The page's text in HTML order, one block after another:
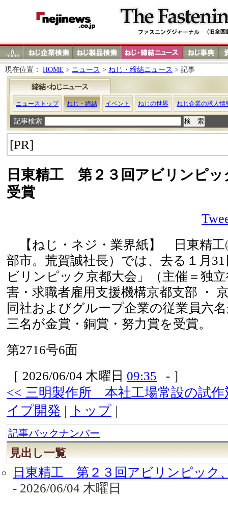
現在位置： HOME > ニュース > ねじ・締結ニュース > 記事
ニューストップ ねじ・締結 イベント ねじの世界 ねじ企業の求人情
記事検索
[PR]
日東精工 第２３回アビリンピッ
受賞
【ねじ・ネジ・業界紙】 日東精工
部市。荒賀誠社長）では、去る１月
ビリンピック京都大会」（主催＝独
害・求職者雇用支援機構京都支部 ・
同社およびグループ企業の従業員六
三名が金賞・銅賞・努力賞を受賞。
第2716号6面
［ 2026/06/04 木曜日 09:35 - ］
<< 三明製作所 本社工場常設の試作
イプ開発 | トップ |
記事バックナンバー
見出し一覧
日東精工 第２３回アビリンピック
- 2026/06/04 木曜日